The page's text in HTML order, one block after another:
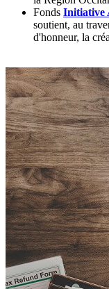
Fonds Initiative
soutient, au
d'honneur, la